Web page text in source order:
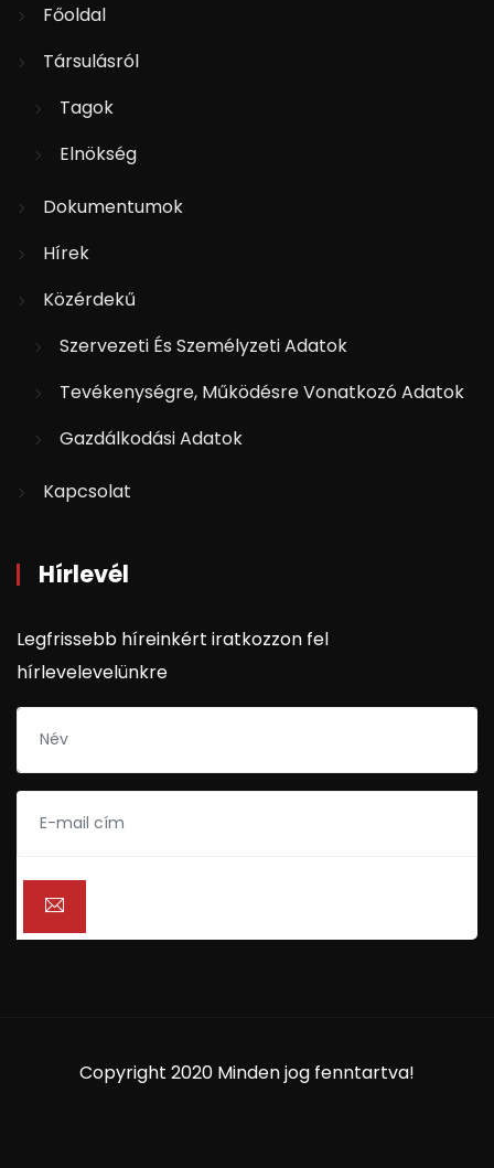
Főoldal
Társulásról
Tagok
Elnökség
Dokumentumok
Hírek
Közérdekű
Szervezeti És Személyzeti Adatok
Tevékenységre, Működésre Vonatkozó Adatok
Gazdálkodási Adatok
Kapcsolat
Hírlevél
Legfrissebb híreinkért iratkozzon fel
hírlevelevelünkre
Copyright 2020 Minden jog fenntartva!